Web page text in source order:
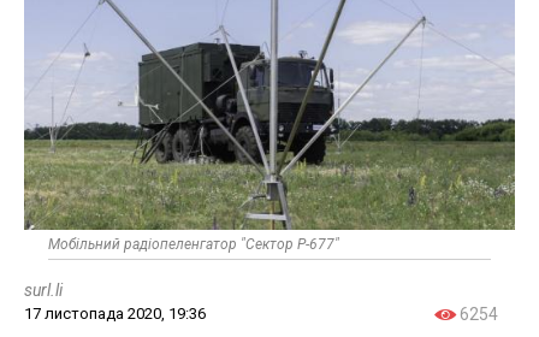
Мобільний радіопеленгатор "Сектор Р-677"
surl.li
17 листопада 2020, 19:36 6254